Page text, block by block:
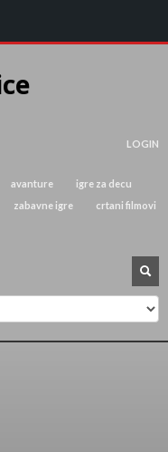
LOGIN
avanture
igre za decu
zabavne igre
crtani filmovi